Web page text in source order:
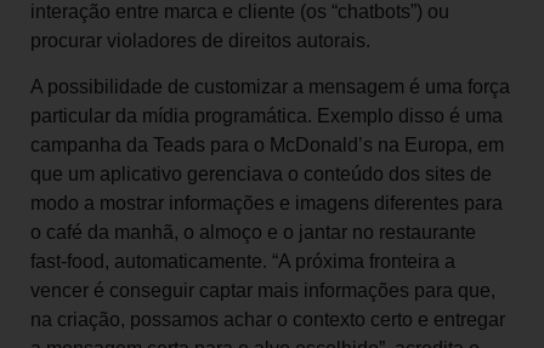
interação entre marca e cliente (os “chatbots”) ou
procurar violadores de direitos autorais.
A possibilidade de customizar a mensagem é uma força
particular da mídia programática. Exemplo disso é uma
campanha da Teads para o McDonald’s na Europa, em
que um aplicativo gerenciava o conteúdo dos sites de
modo a mostrar informações e imagens diferentes para
o café da manhã, o almoço e o jantar no restaurante
fast-food, automaticamente. “A próxima fronteira a
vencer é conseguir captar mais informações para que,
na criação, possamos achar o contexto certo e entregar